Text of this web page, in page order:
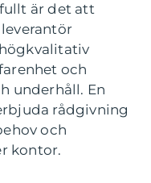
är det att
och
underhåll. En
rådgivning
och
kontor.